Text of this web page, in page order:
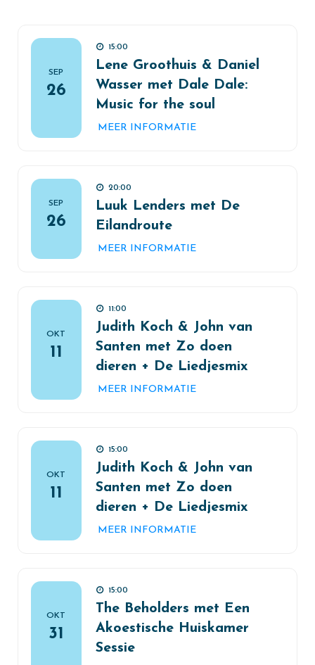
SEP
26
15:00
Lene Groothuis & Daniel
Wasser met Dale Dale:
Music for the soul
MEER INFORMATIE
SEP
26
20:00
Luuk Lenders met De
Eilandroute
MEER INFORMATIE
OKT
11
11:00
Judith Koch & John van
Santen met Zo doen
dieren + De Liedjesmix
MEER INFORMATIE
OKT
11
15:00
Judith Koch & John van
Santen met Zo doen
dieren + De Liedjesmix
MEER INFORMATIE
OKT
31
15:00
The Beholders met Een
Akoestische Huiskamer
Sessie